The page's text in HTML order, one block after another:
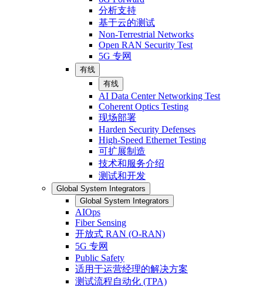
分析支持
基于云的测试
Non-Terrestrial Networks
Open RAN Security Test
5G 专网
有线
有线
AI Data Center Networking Test
Coherent Optics Testing
现场部署
Harden Security Defenses
High-Speed Ethernet Testing
可扩展制造
技术和服务介绍
测试和开发
Global System Integrators
Global System Integrators
AIOps
Fiber Sensing
开放式 RAN (O-RAN)
5G 专网
Public Safety
适用于运营经理的解决方案
测试流程自动化 (TPA)